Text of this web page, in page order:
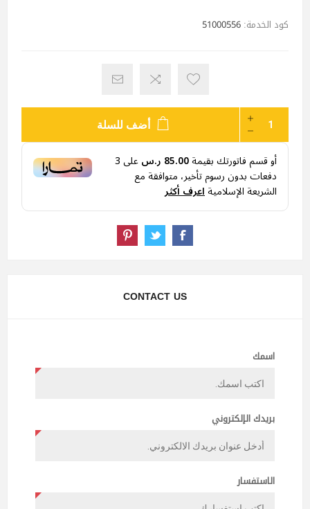
كود الخدمة: 51000556
أضف للسلة
أو قسم فاتورتك بقيمة85.00 ر.س على3
دفعات بدون رسوم تأخير، متوافقة مع
الشريعة الإسلاميةاعرف أكثر
CONTACT US
اسمك
بريدك الإلكتروني
الاستفسار